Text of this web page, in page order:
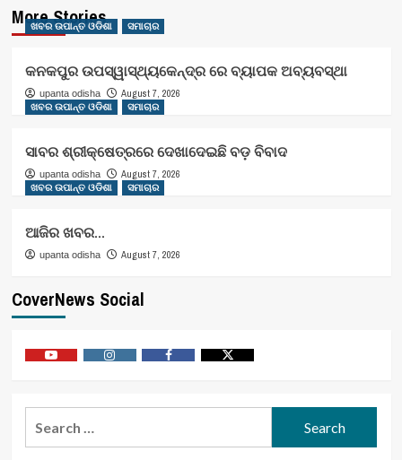
More Stories
ଖବର ଉପାନ୍ତ ଓଡିଶା ସମାଚାର
କନକପୁର ଉପସ୍ୱାସ୍ଥ୍ୟକେନ୍ଦ୍ର ରେ ବ୍ୟାପକ ଅବ୍ୟବସ୍ଥା
upanta odisha
August 7, 2026
ଖବର ଉପାନ୍ତ ଓଡିଶା
ସମାଚାର
ସାବର ଶ୍ରୀକ୍ଷେତ୍ରରେ ଦେଖାଦେଇଛି ବଡ଼ ବିବାଦ
upanta odisha
August 7, 2026
ଖବର ଉପାନ୍ତ ଓଡିଶା
ସମାଚାର
ଆଜିର ଖବର…
upanta odisha August 7, 2026
CoverNews Social